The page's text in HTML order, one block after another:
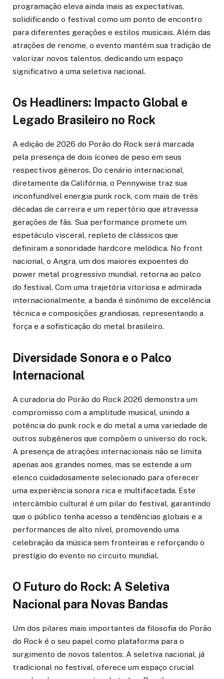
programação eleva ainda mais as expectativas,
solidificando o festival como um ponto de encontro
para diferentes gerações e estilos musicais. Além das
atrações de renome, o evento mantém sua tradição de
valorizar novos talentos, dedicando um espaço
significativo a uma seletiva nacional.
Os Headliners: Impacto Global e
Legado Brasileiro no Rock
A edição de 2026 do Porão do Rock será marcada
pela presença de dois ícones de peso em seus
respectivos gêneros. Do cenário internacional,
diretamente da Califórnia, o Pennywise traz sua
inconfundível energia punk rock, com mais de três
décadas de carreira e um repertório que atravessa
gerações de fãs. Sua performance promete um
espetáculo visceral, repleto de clássicos que
definiram a sonoridade hardcore melódica. No front
nacional, o Angra, um dos maiores expoentes do
power metal progressivo mundial, retorna ao palco
do festival. Com uma trajetória vitoriosa e admirada
internacionalmente, a banda é sinônimo de excelência
técnica e composições grandiosas, representando a
força e a sofisticação do metal brasileiro.
Diversidade Sonora e o Palco
Internacional
A curadoria do Porão do Rock 2026 demonstra um
compromisso com a amplitude musical, unindo a
potência do punk rock e do metal a uma variedade de
outros subgêneros que compõem o universo do rock.
A presença de atrações internacionais não se limita
apenas aos grandes nomes, mas se estende a um
elenco cuidadosamente selecionado para oferecer
uma experiência sonora rica e multifacetada. Este
intercâmbio cultural é um pilar do festival, garantindo
que o público tenha acesso a tendências globais e a
performances de alto nível, promovendo uma
celebração da música sem fronteiras e reforçando o
prestígio do evento no circuito mundial.
O Futuro do Rock: A Seletiva
Nacional para Novas Bandas
Um dos pilares mais importantes da filosofia do Porão
do Rock é o seu papel como plataforma para o
surgimento de novos talentos. A seletiva nacional, já
tradicional no festival, oferece um espaço crucial